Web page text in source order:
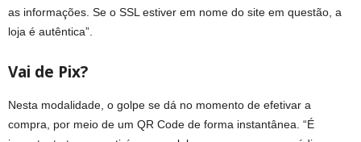
as informações. Se o SSL estiver em nome do site em questão, a
loja é autêntica”.
Vai de Pix?
Nesta modalidade, o golpe se dá no momento de efetivar a
compra, por meio de um QR Code de forma instantânea. “É